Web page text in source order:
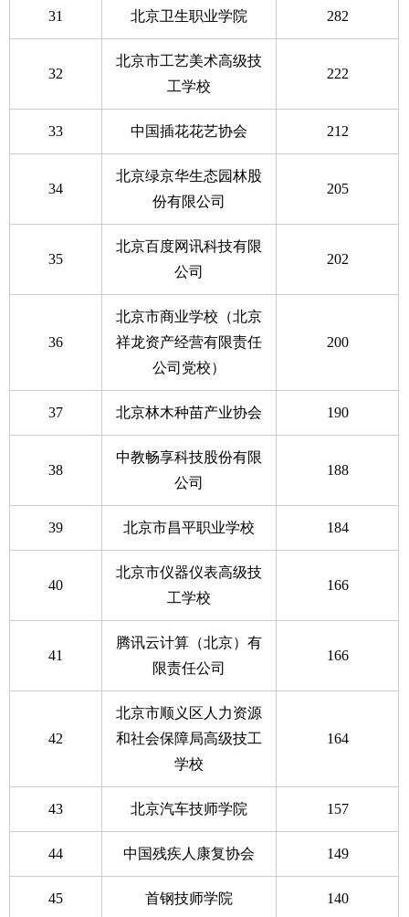
31 北京卫生职业学院 282
32
北京市工艺美术高级技
工学校
222
33 中国插花花艺协会 212
34
北京绿京华生态园林股
份有限公司
205
35
北京百度网讯科技有限
公司
202
36
北京市商业学校（北京
祥龙资产经营有限责任
公司党校）
200
37 北京林木种苗产业协会 190
38
中教畅享科技股份有限
公司
188
39 北京市昌平职业学校 184
40
北京市仪器仪表高级技
工学校
166
41
腾讯云计算（北京）有
限责任公司
166
42
北京市顺义区人力资源
和社会保障局高级技工
学校
164
43 北京汽车技师学院 157
44 中国残疾人康复协会 149
45 首钢技师学院 140